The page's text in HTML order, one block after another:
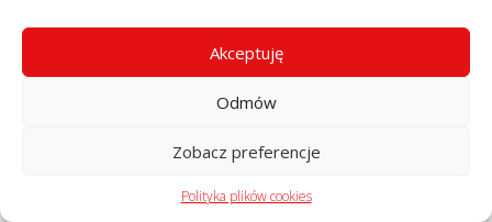
Akceptuję
Odmów
Zobacz preferencje
Polityka plików cookies